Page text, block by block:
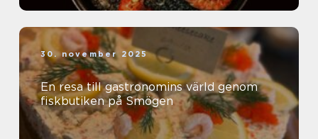
30. november 2025
En resa till gastronomins värld genom
fiskbutiken på Smögen